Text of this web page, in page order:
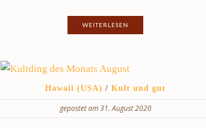
WEITERLESEN
Hawaii (USA) /Kult und gut
gepostet am 31. August 2020